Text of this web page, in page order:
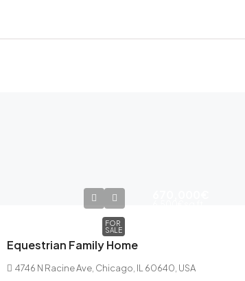
FOR
SALE
Equestrian Family Home
4746 N Racine Ave, Chicago, IL 60640, USA